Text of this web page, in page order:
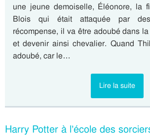
une jeune demoiselle, Éléonore, la
Blois qui était attaquée par
récompense, il va être adoubé dans
et devenir ainsi chevalier. Quand
adoubé, car le…
Lire la suite
Harry Potter à l’école des